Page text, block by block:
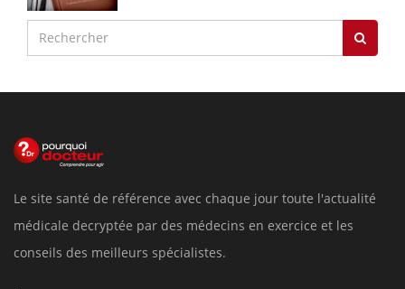
Le site santé de référence avec chaque jour toute l'actualité
médicale decryptée par des médecins en exercice et les
conseils des meilleurs spécialistes.